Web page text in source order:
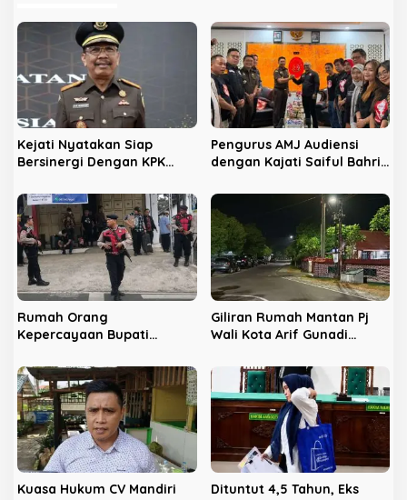
i
p
o
s
Kejati Nyatakan Siap
Bersinergi Dengan KPK
Bengkulu
Pengurus AMJ Audiensi
dengan Kajati Saiful Bahri
Rumah Orang
Kepercayaan Bupati
Digeledah KPK
Giliran Rumah Mantan Pj
Wali Kota Arif Gunadi
Pengusutan Meluas
Kuasa Hukum CV Mandiri
Dituntut 4,5 Tahun, Eks